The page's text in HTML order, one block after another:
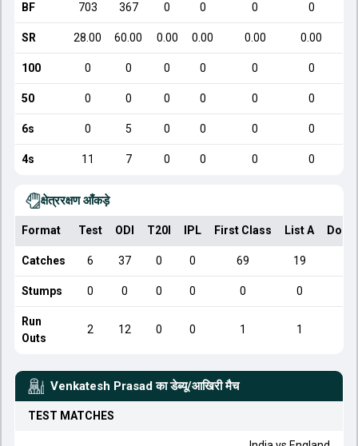
BF 703 367 0 0 0 0
SR 28.00 60.00 0.00 0.00 0.00 0.00
100 0 0 0 0 0 0
50 0 0 0 0 0 0
6s 0 5 0 0 0 0
4s 11 7 0 0 0 0
क्षेत्ररक्षण आँकड़े
Format Test ODI T20I IPL First Class List A
Catches 6 37 0 0 69 19
Stumps 0 0 0 0 0 0
Run
Outs
2 12 0 0 1 1
Venkatesh Prasad का डेब्यू/आखिरी मैच
TEST MATCHES